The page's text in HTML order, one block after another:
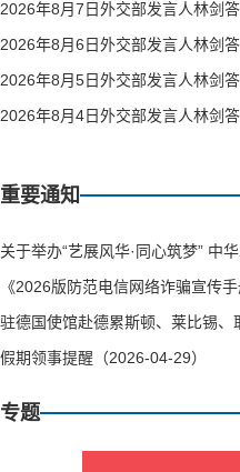
2026年8月7日外交部发言人林剑
2026年8月6日外交部发言人林剑
2026年8月5日外交部发言人林剑
2026年8月4日外交部发言人林剑
重要通知
关于举办“艺展风华·同心筑梦” 中
《2026版防范电信网络诈骗宣传
驻德国使馆赴德累斯顿、莱比锡
假期领事提醒（2026-04-29）
专题